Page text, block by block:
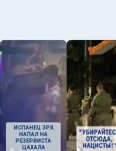
ИСПАНЕЦ ЗРЯ
НАПАЛ НА
РЕЗЕРВИСТА
ЦАХАЛА